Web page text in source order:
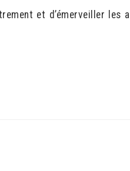
et d’émerveiller les